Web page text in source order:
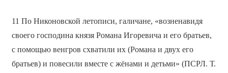
11 По Никоновской летописи, галичане, «возненавидя
своего господина князя Романа Игоревича и его братьев,
с помощью венгров схватили их (Романа и двух его
братьев) и повесили вместе с жёнами и детьми» (ПСРЛ. Т.